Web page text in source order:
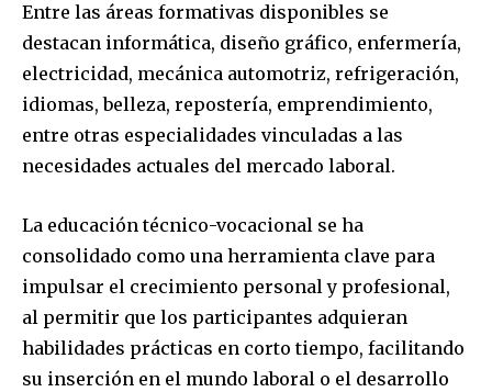
Entre las áreas formativas disponibles se
destacan informática, diseño gráfico, enfermería,
electricidad, mecánica automotriz, refrigeración,
idiomas, belleza, repostería, emprendimiento,
entre otras especialidades vinculadas a las
necesidades actuales del mercado laboral.
La educación técnico-vocacional se ha
consolidado como una herramienta clave para
impulsar el crecimiento personal y profesional,
al permitir que los participantes adquieran
habilidades prácticas en corto tiempo, facilitando
su inserción en el mundo laboral o el desarrollo